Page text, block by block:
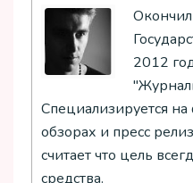
2012
Специализируется
обзорах и пресс
считает что цель
средства.